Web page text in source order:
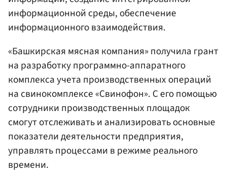
информационной среды, обеспечение
информационного взаимодействия.
«Башкирская мясная компания» получила грант
на разработку программно-аппаратного
комплекса учета производственных операций
на свинокомплексе «Свинофон». С его помощью
сотрудники производственных площадок
смогут отслеживать и анализировать основные
показатели деятельности предприятия,
управлять процессами в режиме реального
времени.